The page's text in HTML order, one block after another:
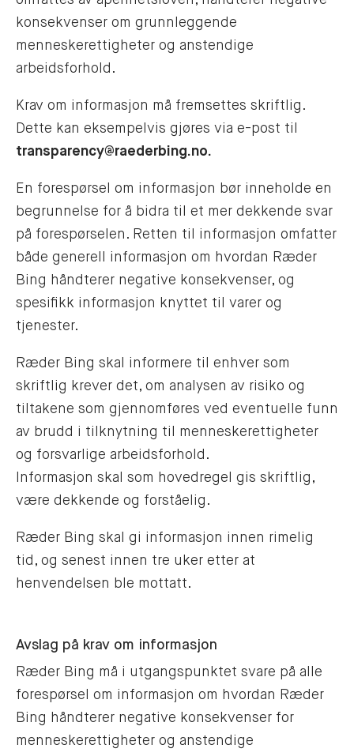
konsekvenser om grunnleggende
menneskerettigheter og anstendige
arbeidsforhold.
Krav om informasjon må fremsettes skriftlig.
Dette kan eksempelvis gjøres via e-post til
transparency@raederbing.no.
En forespørsel om informasjon bør inneholde en
begrunnelse for å bidra til et mer dekkende svar
på forespørselen. Retten til informasjon omfatter
både generell informasjon om hvordan Ræder
Bing håndterer negative konsekvenser, og
spesifikk informasjon knyttet til varer og
tjenester.
Ræder Bing skal informere til enhver som
skriftlig krever det, om analysen av risiko og
tiltakene som gjennomføres ved eventuelle funn
av brudd i tilknytning til menneskerettigheter
og forsvarlige arbeidsforhold.
Informasjon skal som hovedregel gis skriftlig,
være dekkende og forståelig.
Ræder Bing skal gi informasjon innen rimelig
tid, og senest innen tre uker etter at
henvendelsen ble mottatt.
Avslag på krav om informasjon
Ræder Bing må i utgangspunktet svare på alle
forespørsel om informasjon om hvordan Ræder
Bing håndterer negative konsekvenser for
menneskerettigheter og anstendige